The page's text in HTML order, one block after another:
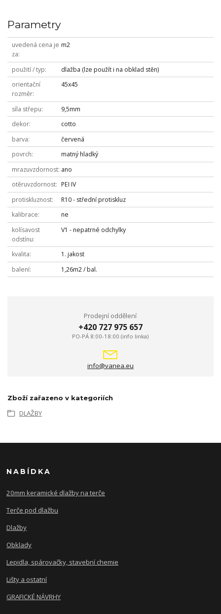
Parametry
uvedená cena je
za
m2
použití / typ
dlažba (lze použít i na obklad stěn)
orientační
rozměr
45x45
síla střepu
9,5mm
dekor
cotto
barva
červená
povrch
matný hladký
mrazuvzdornost ano
otěruvzdornost
PEI IV
protiskluznost
R10 - střední protiskluz
kalibrace
ne
kolísavost
odstínu
V1 - nepatrné odchylky
kvalita
1. jakost
balení
1,26m2 / bal.
Prodejní oddělení
+420 727 975 657
PO-PÁ 8:00-18:00 (info linka)
info@vanea.eu
Zboží zařazeno v kategoriích
DLAŽBY
NABÍDKA
20mm keramické dlažby na terče
Terče pod dlažbu
Dlažby
Obklady
Lepidla, spárovačky, stavební chemie
Lišty a ostatní
GRAFICKÉ NÁVRHY